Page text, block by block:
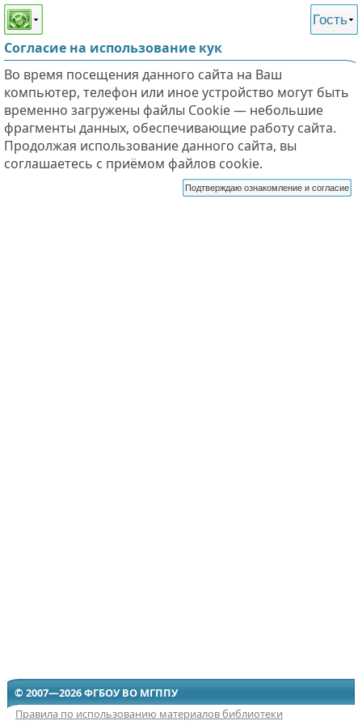
Этот сайт поддерживает
слабовидящих
Гость
Согласие на использование кук
Во время посещения данного сайта на Ваш
компьютер, телефон или иное устройство могут быть
временно загружены файлы Cookie — небольшие
фрагменты данных, обеспечивающие работу сайта.
Продолжая использование данного сайта, вы
соглашаетесь с приёмом файлов cookie.
Подтверждаю ознакомление и согласие
© 2007—2026 ФГБОУ ВО МГППУ
Правила по использованию материалов библиотеки